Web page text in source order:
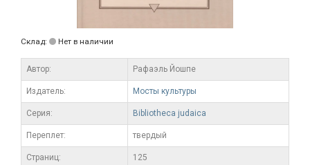
Склад: Нет в наличии
Автор: Рафаэль Йошпе
Издатель: Мосты культуры
Серия: Bibliotheca judaica
Переплет: твердый
Cтраниц: 125